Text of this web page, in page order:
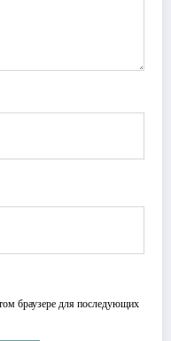
браузере для последующих